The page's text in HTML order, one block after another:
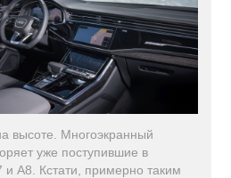
высоте. Многоэкранный
уже поступившие в
A8. Кстати, примерно таким